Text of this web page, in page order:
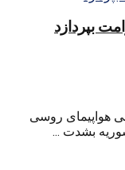
بپردازد
هواپیمای روسی
بشدت ...